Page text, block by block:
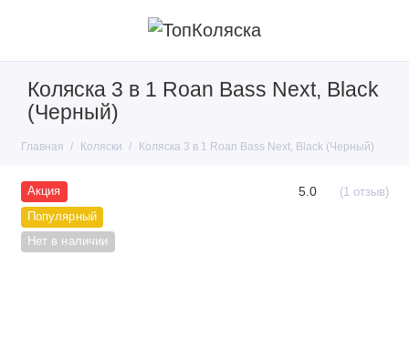
Коляска 3 в 1 Roan Bass Next, Black
(Черный)
Главная Коляски Коляска 3 в 1 Roan Bass Next, Black (Черный)
Акция
Популярный
Нет в наличии
5.0 (1 отзыв)